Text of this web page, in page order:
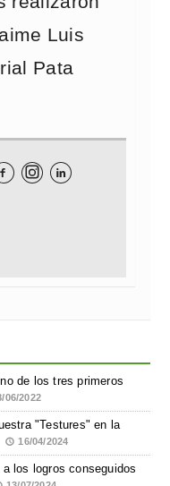
Luis
Pata
 
de los tres primeros
06/2022
"Testures" en la
16/04/2024
los logros conseguidos